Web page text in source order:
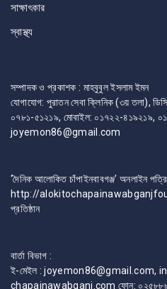
সাক্ষাৎকার
স্বাস্থ্য
সম্পাদক ও প্রকাশক : মাহবুবুল ইসলাম ইমন
যোগাযোগ: পুরাতন সেবা ক্লিনিক (৩য় তলা), ডিসি
০৭৮১-৫১২১৯, মোবাইল: ০১৭২২-৪১৯২১৯,
joyemon86@gmail.com
‘দৈনিক আলোকিত চাঁপাইনবাবগঞ্জ’ অনলাইন
http://
প্রতিষ্ঠান
বার্তা বিভাগ :
ই-মেইল : joyemon86@gmail.com,
chapainawabganj.com ফোন: